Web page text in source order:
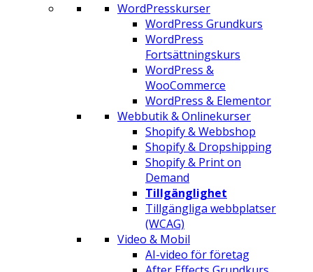
WordPresskurser
WordPress Grundkurs
WordPress
Fortsättningskurs
WordPress &
WooCommerce
WordPress & Elementor
Webbutik & Onlinekurser
Shopify & Webbshop
Shopify & Dropshipping
Shopify & Print on
Demand
Tillgänglighet
Tillgängliga webbplatser
(WCAG)
Video & Mobil
AI-video för företag